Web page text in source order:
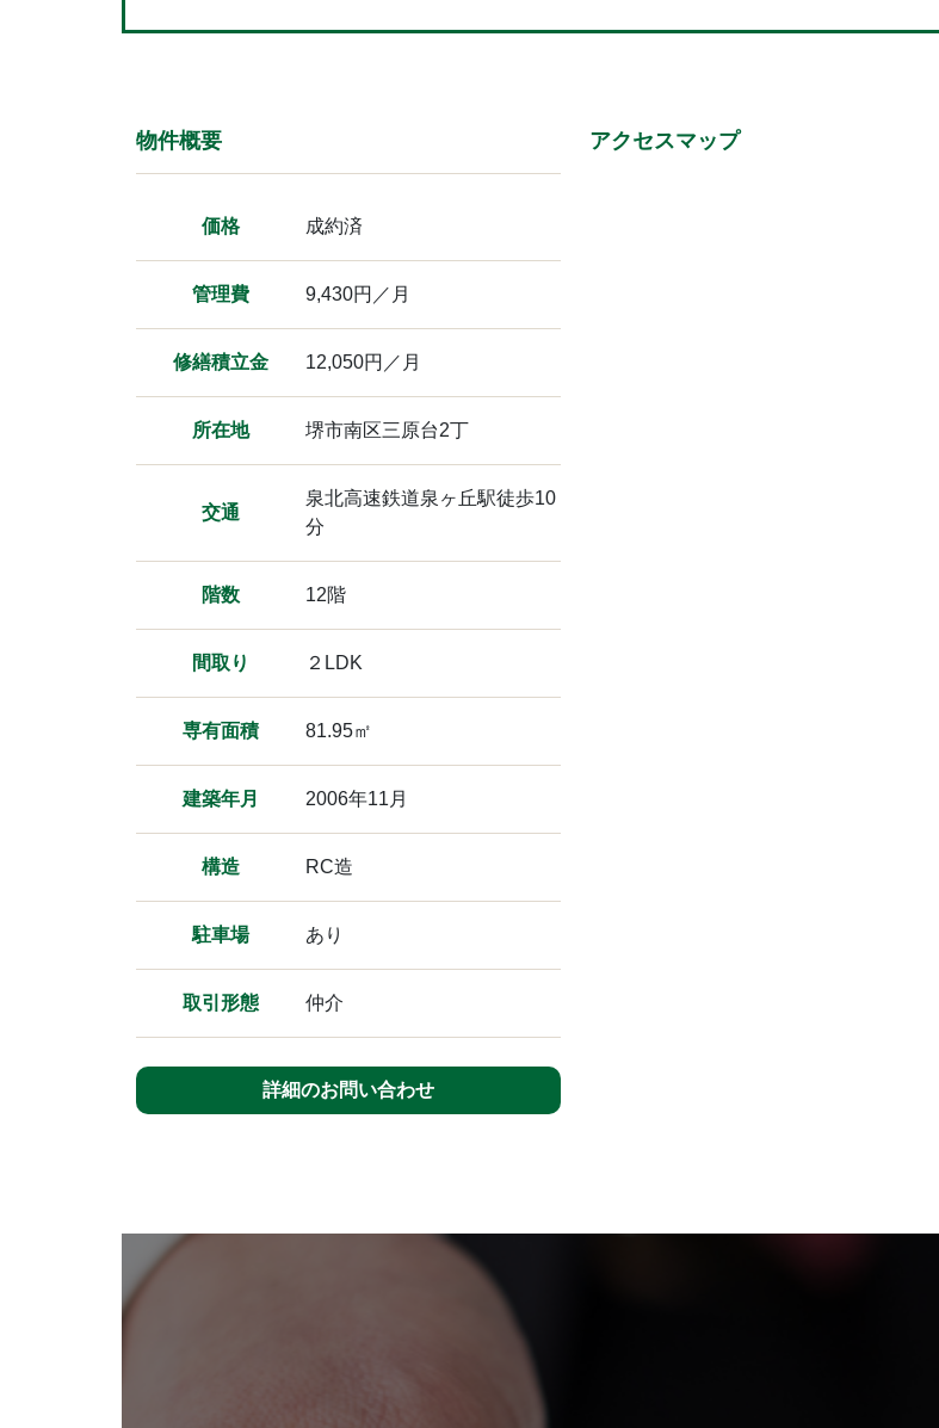
物件概要
価格 成約済
管理費 9,430円／月
修繕積立金 12,050円／月
所在地 堺市南区三原台2丁
交通
泉北高速鉄道泉ヶ丘駅徒歩10
分
階数 12階
間取り ２LDK
専有面積 81.95㎡
建築年月 2006年11月
構造 RC造
駐車場 あり
取引形態 仲介
詳細のお問い合わせ
アクセスマップ